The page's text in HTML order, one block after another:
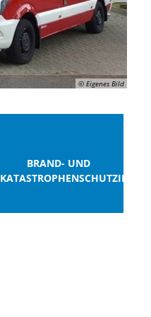
© Eigenes Bild
BRAND- UND